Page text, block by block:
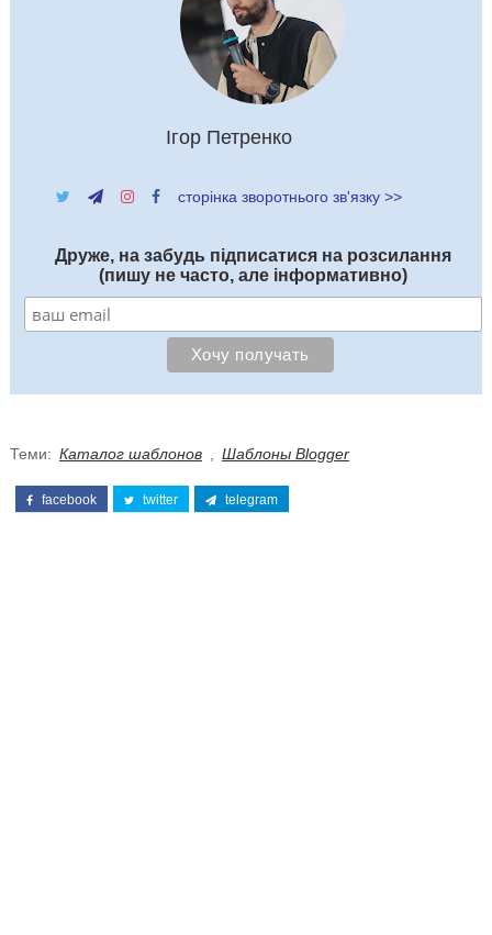
Ігор Петренко
сторінка зворотнього зв'язку >>
Друже, на забудь підписатися на розсилання
(пишу не часто, але інформативно)
Теми: Каталог шаблонов Шаблоны Blogger
facebook twitter telegram